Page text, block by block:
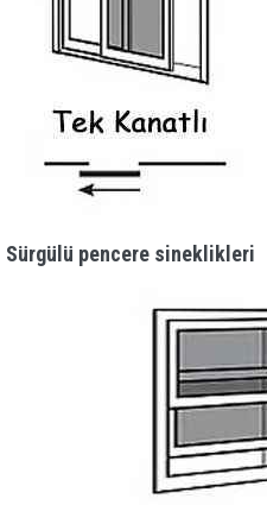
Sürgülü pencere sineklikleri